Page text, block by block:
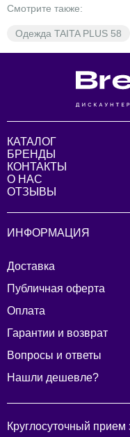
Смотрите также:
Одежда TAITA PLUS 58
КАТАЛОГ
БРЕНДЫ
КОНТАКТЫ
О НАС
ОТЗЫВЫ
ИНФОРМАЦИЯ
Доставка
Публичная оферта
Оплата
Гарантии и возврат
Вопросы и ответы
Нашли дешевле?
Круглосуточный прием